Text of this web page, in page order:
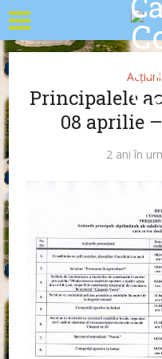
Principalele
08 aprilie
2 ani în